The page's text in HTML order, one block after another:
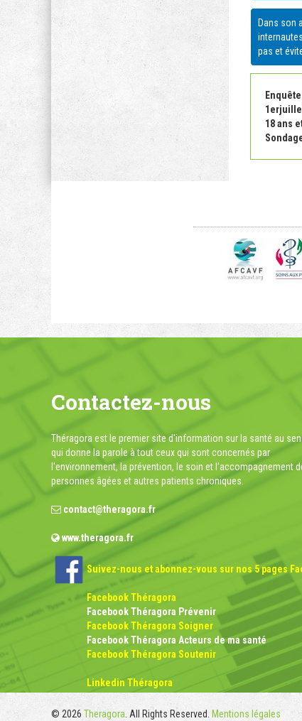
Dans son
pas et
18 ans
Contactez-nous
Théragora est le premier site d'information sur la santé au
qui donne la parole à tout ceux qui sont concernés par
l'environnement, la prévention, le soin et l'accompagnement
personnes âgées et autres patients chroniques.
contact@theragora.fr
www.theragora.fr
Suivez-nous et abonnez-vous sur nos 5 pages
Facebook Théragora
Facebook Théragora Prévenir
Facebook Théragora Soigner
Facebook Théragora Acteurs de ma santé
Facebook Théragora Soutenir
Linkedin Théragora
© 2026 Theragora . All Rights Reserved. Mentions légales